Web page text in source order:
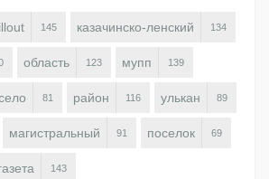
145 казачинско-ленский 134
область 123 мупп 139
81 район 116 улькан 89
магистральный 91 поселок 69
143